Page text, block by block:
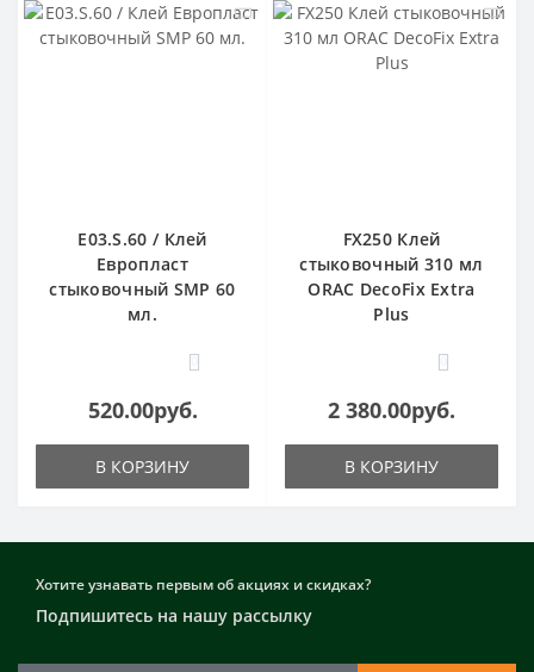
E03.S.60 / Клей
Европласт
стыковочный SMP 60
мл.
0
520.00руб.
В КОРЗИНУ
FX250 Клей
стыковочный 310 мл
ORAC DecoFix Extra
Plus
0
2 380.00руб.
В КОРЗИНУ
Хотите узнавать первым об акциях и скидках?
Подпишитесь на нашу рассылку